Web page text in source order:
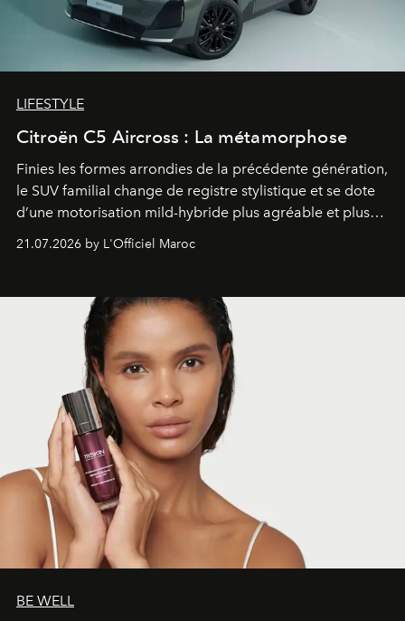
LIFESTYLE
Citroën C5 Aircross : La métamorphose
Finies les formes arrondies de la précédente génération,
le SUV familial change de registre stylistique et se dote
d’une motorisation mild-hybride plus agréable et plus
gagné en maturité.
21.07.2026 by L'Officiel Maroc
BE WELL